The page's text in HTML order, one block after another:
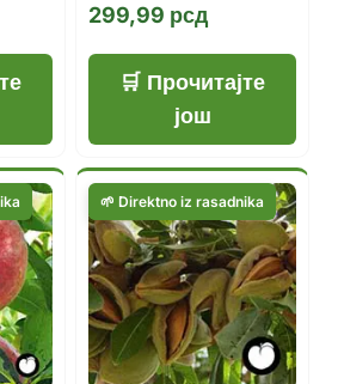
била:
399,99 рсд.
299,99 рсд
је:
299,99 рсд.
Прочитајте
још